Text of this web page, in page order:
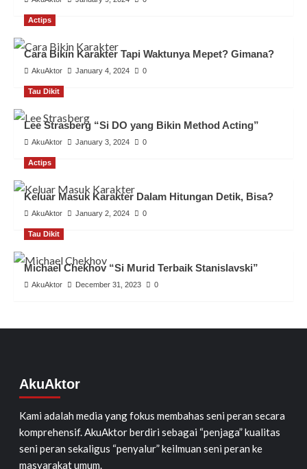
Actips
Cara Bikin Karakter Tapi Waktunya Mepet? Gimana?
AkuAktor January 4, 2024 0
Tau Dikit
Lee Strasberg “Si DO yang Bikin Method Acting”
AkuAktor January 3, 2024 0
Actips
Keluar Masuk Karakter Dalam Hitungan Detik, Bisa?
AkuAktor January 2, 2024 0
Tau Dikit
Michael Chekhov “Si Murid Terbaik Stanislavski”
AkuAktor December 31, 2023 0
AkuAktor
Kami adalah media yang fokus membahas seni peran secara
komprehensif. AkuAktor berdiri sebagai “penjaga” kualitas
seni peran sekaligus “penyalur” keilmuan seni peran ke
masyarakat umum.